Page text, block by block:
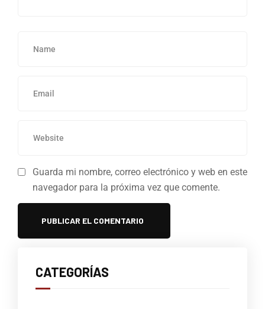
Guarda mi nombre, correo electrónico y web en este
navegador para la próxima vez que comente.
CATEGORÍAS